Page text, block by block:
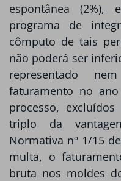
espontânea (2%),
programa de
cômputo de tais
não poderá ser
representado
faturamento no
processo,
triplo da
Normativa nº 1/15
multa, o
bruta nos moldes